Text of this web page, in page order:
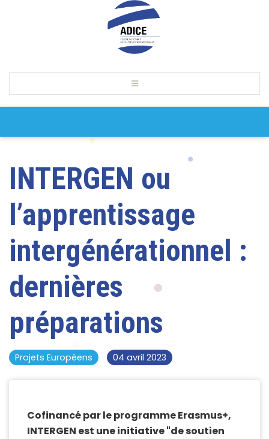
INTERGEN ou
l’apprentissage
intergénérationnel :
dernières
préparations
Projets Européens 04 avril 2023
Cofinancé par le programme Erasmus+,
INTERGEN est une initiative "de soutien